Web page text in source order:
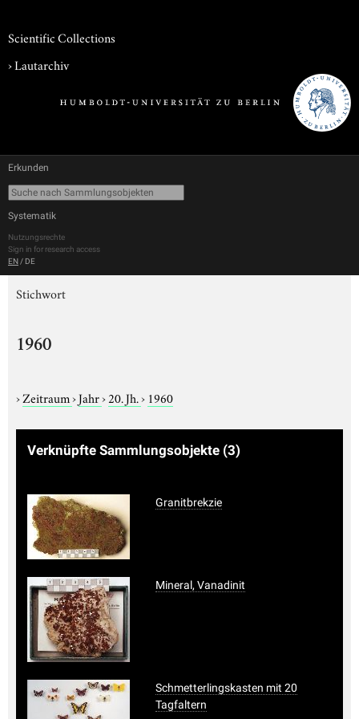
Scientific Collections
›Lautarchiv
Erkunden
Systematik
Nutzungsrechte
Sign in for research access
EN / DE
Stichwort
1960
›Zeitraum›Jahr›20. Jh.› 1960
Verknüpfte Sammlungsobjekte (3)
Granitbrekzie
Mineral, Vanadinit
Schmetterlingskasten mit 20
Tagfaltern